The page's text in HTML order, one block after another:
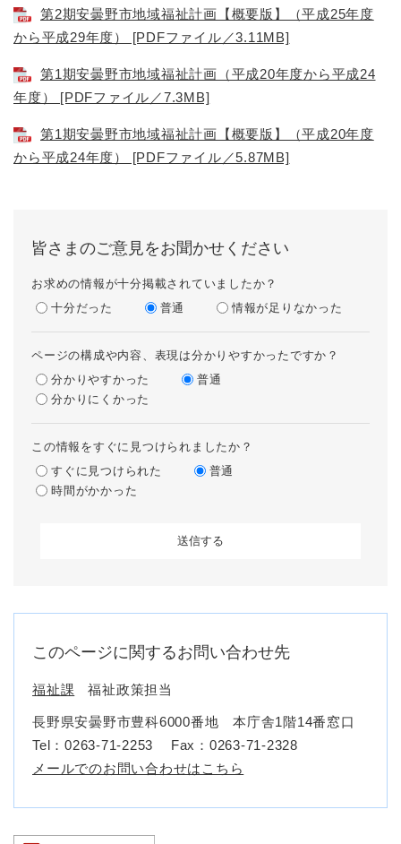
第2期安曇野市地域福祉計画【概要版】（平成25年度
から平成29年度） [PDFファイル／3.11MB]
第1期安曇野市地域福祉計画（平成20年度から平成24
年度） [PDFファイル／7.3MB]
第1期安曇野市地域福祉計画【概要版】（平成20年度
から平成24年度） [PDFファイル／5.87MB]
皆さまのご意見をお聞かせください
お求めの情報が十分掲載されていましたか？
十分だった
普通 情報が足りなかった
ページの構成や内容、表現は分かりやすかったですか？
分かりやすかった
普通
分かりにくかった
この情報をすぐに見つけられましたか？
すぐに見つけられた
普通
時間がかかった
このページに関するお問い合わせ先
福祉課 福祉政策担当
長野県安曇野市豊科6000番地 本庁舎1階14番窓口
Tel：0263-71-2253
Fax：0263-71-2328
メールでのお問い合わせはこちら